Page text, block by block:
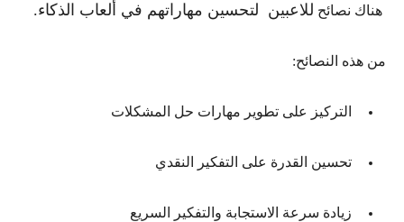
هناك نصائح للاعبين لتحسين مهاراتهم في ألعاب الذكاء.
من هذه النصائح:
التركيز على تطوير مهارات حل المشكلات
تحسين القدرة على التفكير النقدي
زيادة سرعة الاستجابة والتفكير السريع